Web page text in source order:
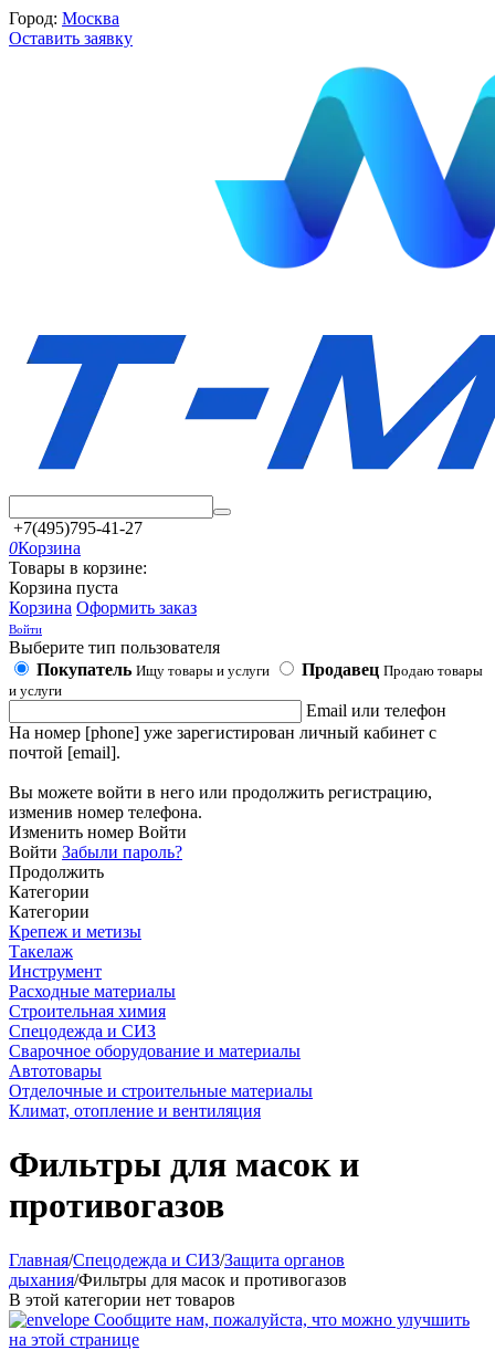
Город: Москва
Оставить заявку
+7(495)795-41-27
0Корзина
Товары в корзине:
Корзина пуста
Корзина Оформить заказ
Войти
Выберите тип пользователя
Покупатель Ищу товары и услуги Продавец Продаю товары
и услуги
Email или телефон
На номер [phone] уже зарегистирован личный кабинет с
почтой [email].
Вы можете войти в него или продолжить регистрацию,
изменив номер телефона.
Изменить номер Войти
Войти Забыли пароль?
Продолжить
Категории
Категории
Крепеж и метизы
Такелаж
Инструмент
Расходные материалы
Строительная химия
Спецодежда и СИЗ
Сварочное оборудование и материалы
Автотовары
Отделочные и строительные материалы
Климат, отопление и вентиляция
Фильтры для масок и
противогазов
Главная/Спецодежда и СИЗ/Защита органов
дыхания/Фильтры для масок и противогазов
В этой категории нет товаров
Сообщите нам, пожалуйста, что можно улучшить
на этой странице